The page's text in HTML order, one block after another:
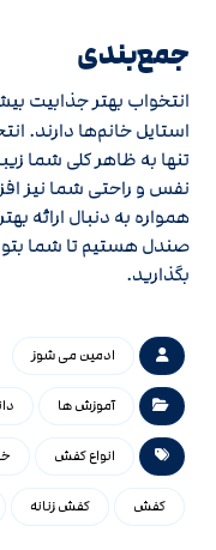
جمع‌بندی
انتخواب بهتر جذابیت
استایل خانم‌ها دارند.
تنها به ظاهر کلی شما
نفس و راحتی شما نیز
همواره به دنبال ارائه
صندل هستیم تا شما
بگذارید.
ادمین می شوز
آموزش ها
انواع کفش
کفش کفش زنانه